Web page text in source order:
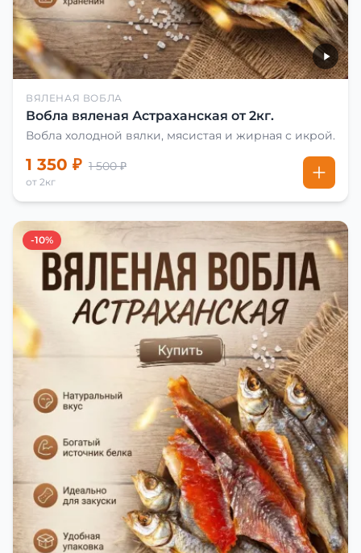
ВЯЛЕНАЯ ВОБЛА
Вобла вяленая Астраханская от 2кг.
Вобла холодной вялки, мясистая и жирная с икрой.
1 350 ₽ 1 500 ₽
от 2кг
-10%